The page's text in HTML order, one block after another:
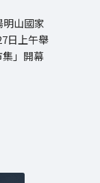
明山國家
日上午舉
」開幕